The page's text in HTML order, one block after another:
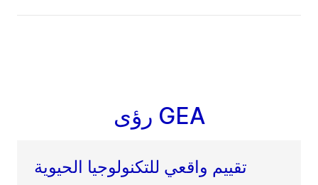
رؤى GEA
تقييم واقعي للتكنولوجيا الحيوية